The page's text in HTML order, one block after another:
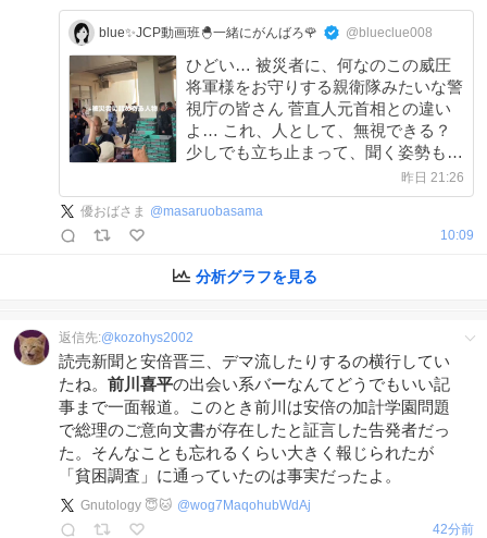
消
す
blue✨JCP動画班🐣一緒にがんばろ🌹 @blueclue008
ひどい… 被災者に、何なのこの威圧
将軍様をお守りする親衛隊みたいな警
視庁の皆さん 菅直人元首相との違い
よ… これ、人として、無視できる？
少しでも立ち止まって、聞く姿勢もな
昨日 21:26
優おばさま @masaruobasama
10:09
分析グラフを見る
返信先:@ kozohys2002
読売新聞と安倍晋三、デマ流したりするの横行してい
たね。 前川喜平の出会い系バーなんてどうでもいい記
事まで一面報道。このとき前川は安倍の加計学園問題
で総理のご意向文書が存在したと証言した告発者だっ
た。そんなことも忘れるくらい大きく報じられたが
「貧困調査」に通っていたのは事実だったよ。
Gnutology 😇🐱 @wog7MaqohubWdAj
42分前